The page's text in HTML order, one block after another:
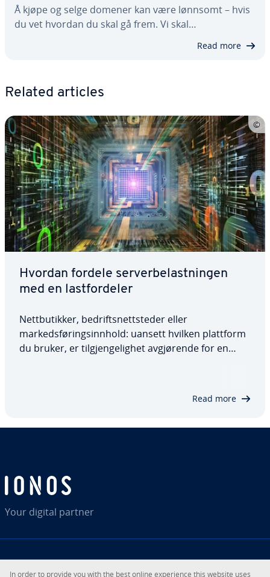
Å kjøpe og selge domener kan være lønnsomt – hvis
du vet hvordan du skal gå frem. Vi skal…
Read more
Related articles
Hvordan fordele serverbelastningen
med en lastfordeler
Nettbutikker, bedriftsnettsteder eller
markedsføringsinnhold: uansett hvilken plattform
du bruker, er tilgjengelighet avgjørende for en
Read more
Your digital partner
RSS LinkedIntiktok InstagramFacebookYouTube
In order to provide you with the best online experience this website uses